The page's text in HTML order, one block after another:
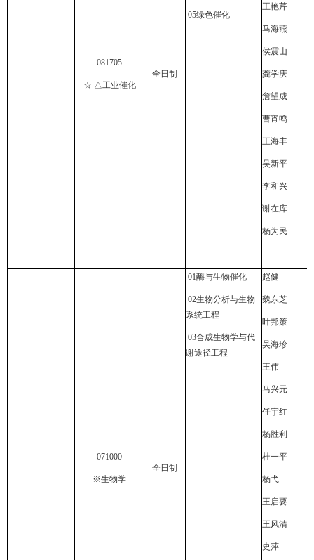
081705
☆ △工业催化
全日制
05绿色催化
王艳芹
马海燕
侯震山
龚学庆
詹望成
曹宵鸣
王海丰
吴新平
李和兴
谢在库
杨为民
071000
※生物学
全日制
01酶与生物催化
02生物分析与生物
系统工程
03合成生物学与代
谢途径工程
赵健
魏东芝
叶邦策
吴海珍
王伟
马兴元
任宇红
杨胜利
杜一平
杨弋
王启要
王风清
史萍